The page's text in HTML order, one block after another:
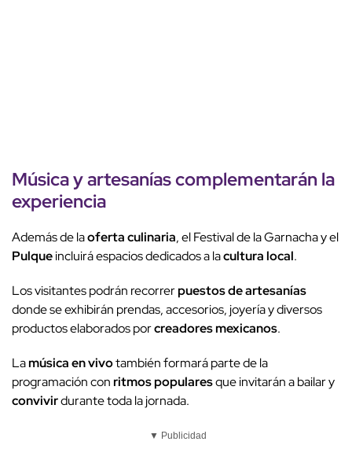
Música y artesanías complementarán la
experiencia
Además de laoferta culinaria, el Festival de la Garnacha y el
Pulqueincluirá espacios dedicados a lacultura local.
Los visitantes podrán recorrerpuestos de artesanías
donde se exhibirán prendas, accesorios, joyería y diversos
productos elaborados porcreadores mexicanos.
Lamúsica en vivotambién formará parte de la
programación conritmos popularesque invitarán a bailar y
convivirdurante toda la jornada.
▼ Publicidad